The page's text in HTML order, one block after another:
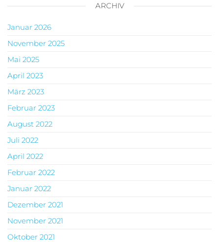
ARCHIV
Januar 2026
November 2025
Mai 2025
April 2023
März 2023
Februar 2023
August 2022
Juli 2022
April 2022
Februar 2022
Januar 2022
Dezember 2021
November 2021
Oktober 2021